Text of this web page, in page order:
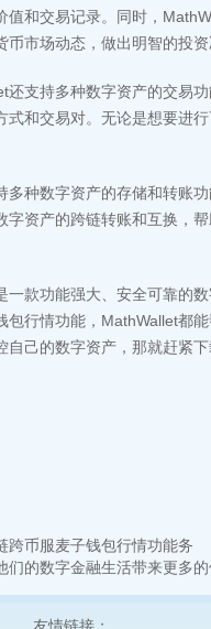
值和交易记录。同时，
市场动态，做出明智的投资
还支持多种数字资产的交易
式和交易对。无论是想要进
多种数字资产的存储和转账
字资产的跨链转账和互换，
一款功能强大、安全可靠的
包行情功能，MathWallet都
己的数字资产，那就赶紧下
跨币服麦子钱包行情功能务
们的数字金融生活带来更多的